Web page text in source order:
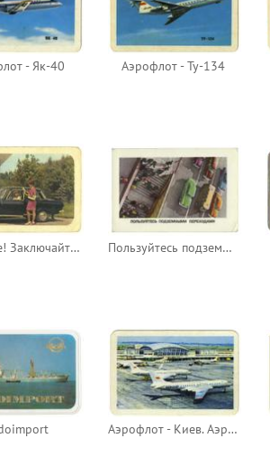
- Як-40 Аэрофлот - Ту-134
Граждане! Заключайте договоры страхования средств транспорта! Пользуйтесь подземными переходами
Аэрофлот - Киев. Аэропорт Борисполь